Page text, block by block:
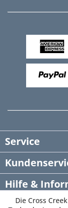
Service
Hilfe &
Newsletter
Die Cross